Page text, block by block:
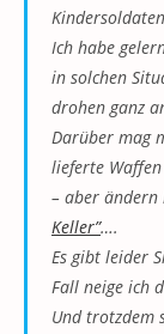
Ich habe
in solchen
drohen ganz
Darüber mag
lieferte
– aber ändern
Keller”….
Es gibt leider
Fall neige ich
Und trotzdem